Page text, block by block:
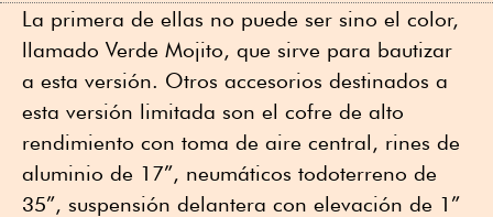
La primera de ellas no puede ser sino el color,
llamado Verde Mojito, que sirve para bautizar
a esta versión. Otros accesorios destinados a
esta versión limitada son el cofre de alto
rendimiento con toma de aire central, rines de
aluminio de 17”, neumáticos todoterreno de
35”, suspensión delantera con elevación de 1”